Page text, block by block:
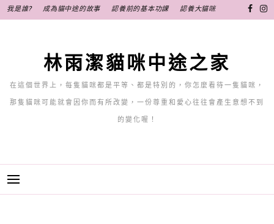
至
我是誰? 成為貓中途的故事 認養前的基本功課 認養大貓咪
林雨潔貓咪中途之家
在這個世界上，每隻貓咪都是平等、都是特別的，你怎麼看待一隻貓咪，
那隻貓咪可能就會因你而有所改變，一份尊重和愛心往往會產生意想不到
的變化喔！